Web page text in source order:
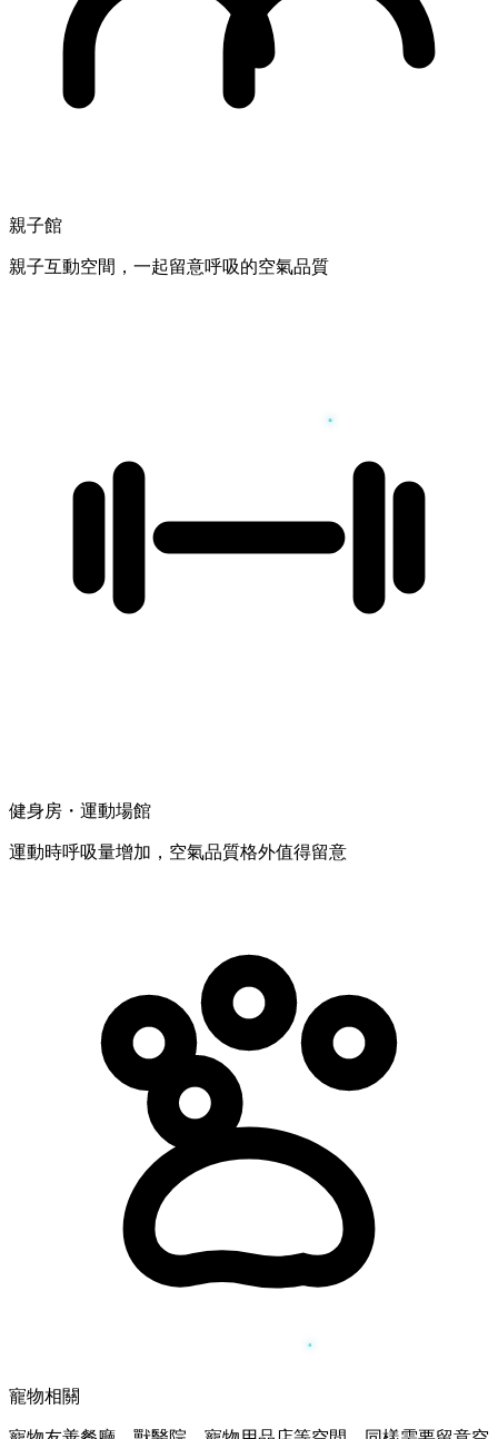
親子館
親子互動空間，一起留意呼吸的空氣品質
健身房・運動場館
運動時呼吸量增加，空氣品質格外值得留意
寵物相關